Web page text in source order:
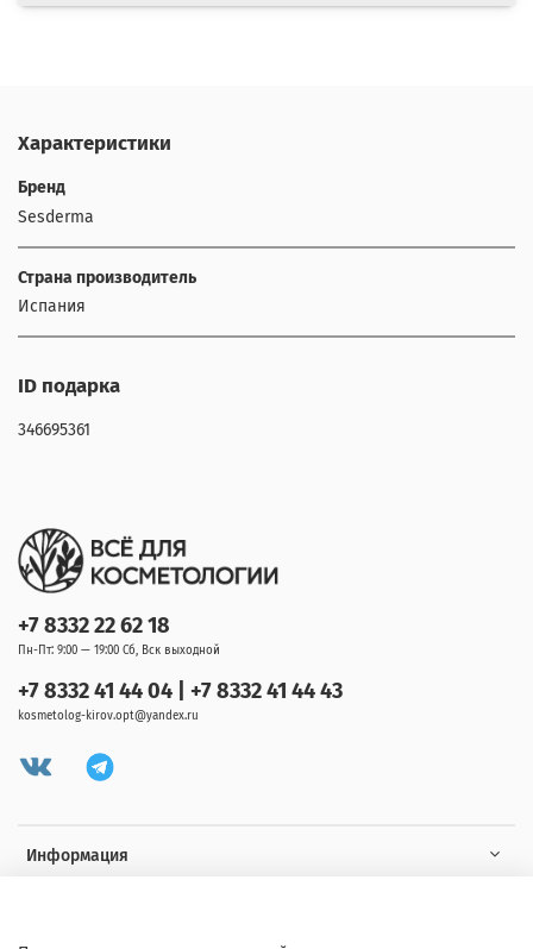
Характеристики
Бренд
Sesderma
Страна производитель
Испания
ID подарка
346695361
Информация
+7 8332 22 62 18
Пн-Пт: 9:00 — 19:00 Сб, Вск выходной
+7 8332 41 44 04 | +7 8332 41 44 43
kosmetolog-kirov.opt@yandex.ru